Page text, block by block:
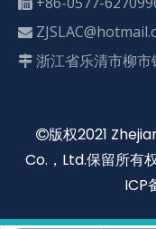

 浙江省乐清市柳
版权2021
Co.，Ltd.保留所有
ICP